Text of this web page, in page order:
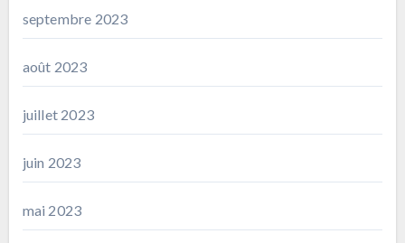
septembre 2023
août 2023
juillet 2023
juin 2023
mai 2023